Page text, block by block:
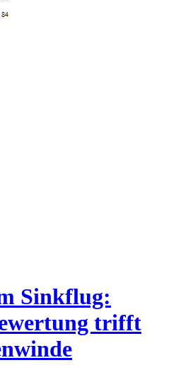
Sinkflug:
trifft